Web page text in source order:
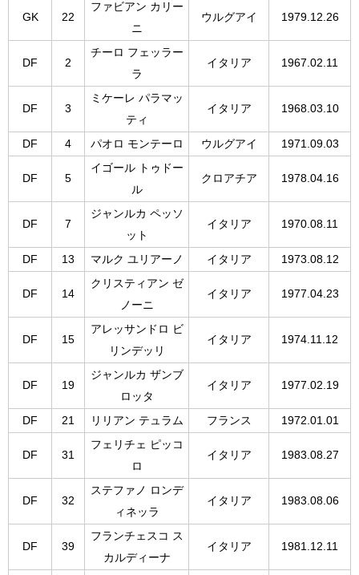
GK 22
ファビアン カリー
ニ
ウルグアイ 1979.12.26
DF 2
チーロ フェッラー
ラ
イタリア 1967.02.11
DF 3
ミケーレ パラマッ
ティ
イタリア 1968.03.10
DF 4 パオロ モンテーロ ウルグアイ 1971.09.03
DF 5
イゴール トゥドー
ル
クロアチア 1978.04.16
DF 7
ジャンルカ ペッソ
ット
イタリア 1970.08.11
DF 13 マルク ユリアーノ イタリア 1973.08.12
DF 14
クリスティアン ゼ
ノーニ
イタリア 1977.04.23
DF 15
アレッサンドロ ビ
リンデッリ
イタリア 1974.11.12
DF 19
ジャンルカ ザンブ
ロッタ
イタリア 1977.02.19
DF 21 リリアン テュラム フランス 1972.01.01
DF 31
フェリチェ ピッコ
ロ
イタリア 1983.08.27
DF 32
ステファノ ロンデ
ィネッラ
イタリア 1983.08.06
DF 39
フランチェスコ ス
カルディーナ
イタリア 1981.12.11